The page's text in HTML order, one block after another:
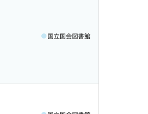
国立国会図書館